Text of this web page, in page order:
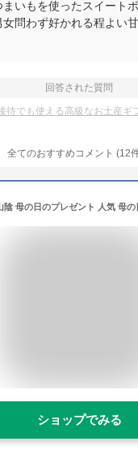
いもを使ったスイート
女問わず好かれる程よい
回答された質問
待でも使える高級なお土産ギ
全てのおすすめコメント (12
ショップでみる